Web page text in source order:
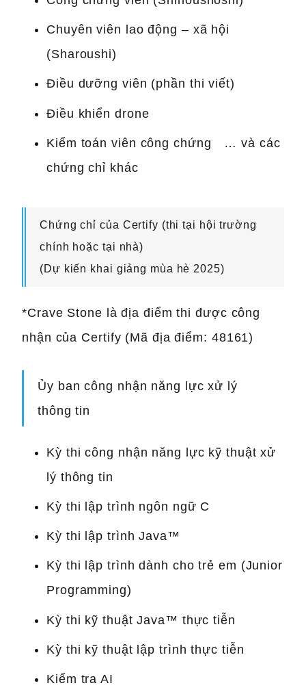
Chuyên viên lao động – xã hội
(Sharoushi)
Điều dưỡng viên (phần thi viết)
Điều khiển drone
Kiểm toán viên công chứng … và các
chứng chỉ khác
Chứng chỉ của Certify (thi tại hội trường
chính hoặc tại nhà)
(Dự kiến khai giảng mùa hè 2025)
*Crave Stone là địa điểm thi được công
nhận của Certify (Mã địa điểm: 48161)
Ủy ban công nhận năng lực xử lý
thông tin
Kỳ thi công nhận năng lực kỹ thuật xử
lý thông tin
Kỳ thi lập trình ngôn ngữ C
Kỳ thi lập trình Java™
Kỳ thi lập trình dành cho trẻ em (Junior
Programming)
Kỳ thi kỹ thuật Java™ thực tiễn
Kỳ thi kỹ thuật lập trình thực tiễn
Kiểm tra AI